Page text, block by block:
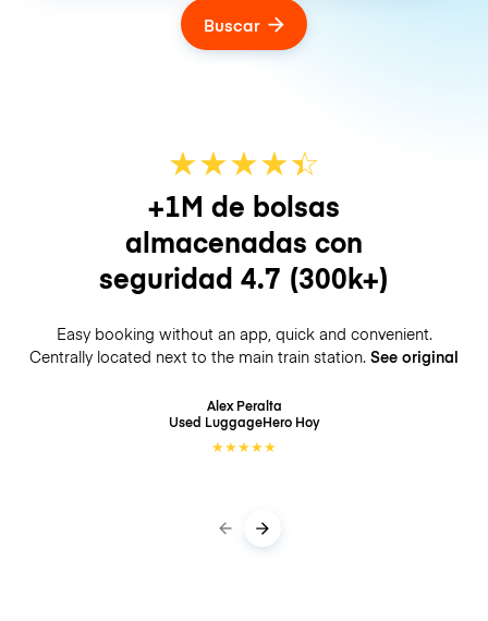
Buscar
★★★★☆
★
+1M de bolsas
almacenadas con
seguridad 4.7 (300k+)
Easy booking without an app, quick and convenient.
Centrally located next to the main train station. See original
Alex Peralta
Used LuggageHero Hoy
★★★★★